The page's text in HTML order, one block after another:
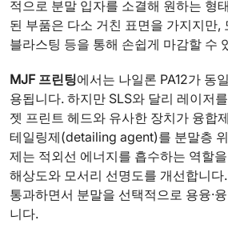
적으로 분말 입자를 소결해 원하는 형
된 부품은 다소 거친 표면을 가지지만,
블라스팅 등을 통해 손쉽게 마감할 수
MJF 프린팅에서는 나일론 PA12가 동
용됩니다. 하지만 SLS와 달리 레이저
젯 프린트 헤드와 유사한 장치가 융합
테일링제(detailing agent)를 분말층
제는 적외선 에너지를 흡수하는 역할
해상도와 모서리 선명도를 개선합니다
통과하면서 분말을 선택적으로 용융·
니다.